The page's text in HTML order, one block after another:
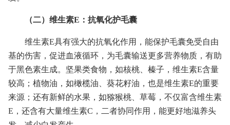
（二）维生素E：抗氧化护毛囊
维生素E具有强大的抗氧化作用，能保护毛囊免受自由
基的伤害，促进血液循环，为毛囊输送更多营养物质，有助
于黑色素生成。坚果类食物，如核桃、榛子，维生素E含量
较高；植物油，如橄榄油、葵花籽油，也是维生素E的重要
来源；还有新鲜的水果，如猕猴桃、草莓，不仅富含维生素
E，还含有大量维生素C，二者协同作用，能更好地滋养头